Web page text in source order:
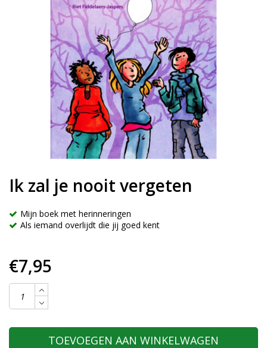
Ik zal je nooit vergeten
Mijn boek met herinneringen
Als iemand overlijdt die jij goed kent
€7,95
TOEVOEGEN AAN WINKELWAGEN